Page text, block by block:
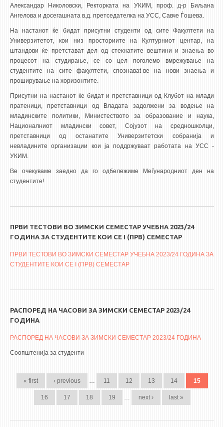
Александар Николовски, Ректорката на УКИМ, проф. д-р Биљана
Ангелова и досегашната в.д. претседателка на УСС, Савче Ѓошева.
На настанот ќе бидат присутни студенти од сите Факултети на
Универзитетот, кои низ просториите на Културниот центар, на
штандови ќе претстават дел од стекнатите вештини и знаења во
процесот на студирање, се со цел поголемо вмрежување на
студентите на сите факултети, спознаваt-ве на нови знаења и
проширување на хоризонтите.
Присутни на настанот ќе бидат и претставници од Клубот на млади
пратеници, претставници од Владата задолжени за водење на
младинските политики, Министеството за образование и наука,
Националниот младински совет, Сојузот на средношколци,
претставници од останатите Универзитетски собранија и
невладините организации кои ја поддржуваат работата на УСС -
УКИМ.
Ве очекуваме заедно да го одбележиме Меѓународниот ден на
студентите!
ПРВИ ТЕСТОВИ ВО ЗИМСКИ СЕМЕСТАР УЧЕБНА 2023/24
ГОДИНА ЗА СТУДЕНТИТЕ КОИ СЕ I (ПРВ) СЕМЕСТАР
ПРВИ ТЕСТОВИ ВО ЗИМСКИ СЕМЕСТАР УЧЕБНА 2023/24 ГОДИНА ЗА
СТУДЕНТИТЕ КОИ СЕ I (ПРВ) СЕМЕСТАР
РАСПОРЕД НА ЧАСОВИ ЗА ЗИМСКИ СЕМЕСТАР 2023/24
ГОДИНА
РАСПОРЕД НА ЧАСОВИ ЗА ЗИМСКИ СЕМЕСТАР 2023/24 ГОДИНА
Соопштенија за студенти
« first ‹ previous … 11 12 13 14 15
16 17 18 19 … next › last »